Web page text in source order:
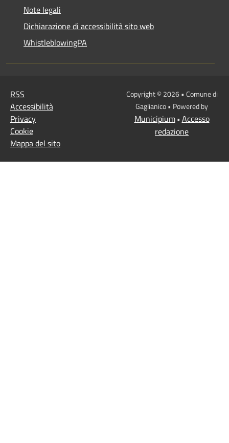
Note legali
Dichiarazione di accessibilità sito web
WhistleblowingPA
RSS
Accessibilità
Privacy
Cookie
Mappa del sito
Copyright © 2026 • Comune di
Gaglianico • Powered by
Municipium• Accesso
redazione